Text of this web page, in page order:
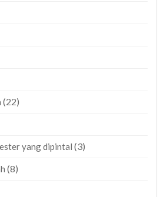
(22)
yang dipintal (3)
(8)